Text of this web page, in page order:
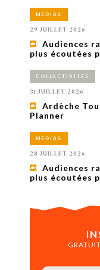
MÉDIAS
29 JUILLET 2026
Audiences
plus écoutées
COLLECTIVITÉS
31 JUILLET 2026
Ardèche
Planner
MÉDIAS
28 JUILLET 2026
Audiences
plus écoutées